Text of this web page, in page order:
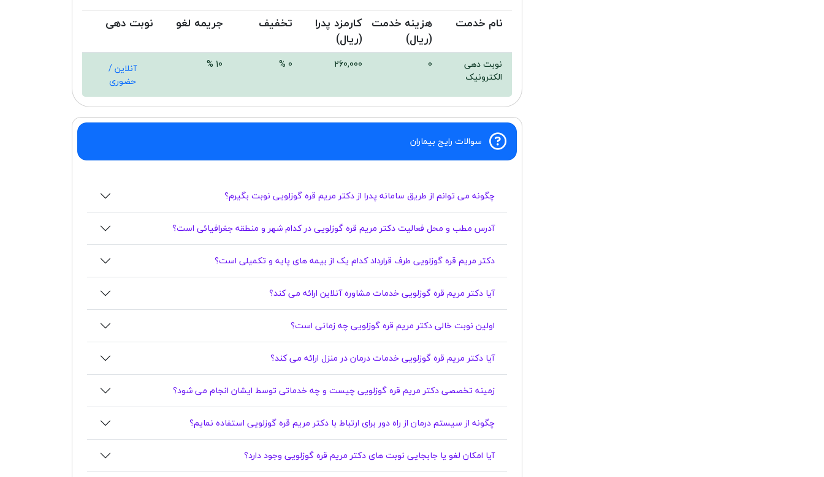
نام خدمت
هزینه خدمت
(ریال)
کارمزد پدرا
(ریال)
تخفیف جریمه لغو نوبت دهی
نوبت دهی
الکترونیک
0
260,000
0 %
10 %
آنلاین /
حضوری
سوالات رایج بیماران
چگونه می توانم از طریق سامانه پدرا از دکتر مریم قره گوزلویی نوبت بگیرم؟
آدرس مطب و محل فعالیت دکتر مریم قره گوزلویی در کدام شهر و منطقه جغرافیائی است؟
دکتر مریم قره گوزلویی طرف قرارداد کدام یک از بیمه های پایه و تکمیلی است؟
آیا دکتر مریم قره گوزلویی خدمات مشاوره آنلاین ارائه می کند؟
اولین نوبت خالی دکتر مریم قره گوزلویی چه زمانی است؟
آیا دکتر مریم قره گوزلویی خدمات درمان در منزل ارائه می کند؟
زمینه تخصصی دکتر مریم قره گوزلویی چیست و چه خدماتی توسط ایشان انجام می شود؟
چگونه از سیستم درمان از راه دور برای ارتباط با دکتر مریم قره گوزلویی استفاده نمایم؟
آیا امکان لغو یا جابجایی نوبت های دکتر مریم قره گوزلویی وجود دارد؟